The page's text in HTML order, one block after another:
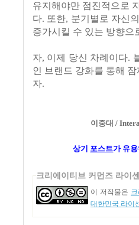
유지해야만 점진적으로
다. 또한, 분기별로 자신
증가시킬 수 있는 방향으
자, 이제 당신 차례이다.
인 브랜드 강화를 통해
자.
이중대 /
상기 포스트가유용
크리에이티브 커먼즈 라이
이 저작물은
대한민국 라이